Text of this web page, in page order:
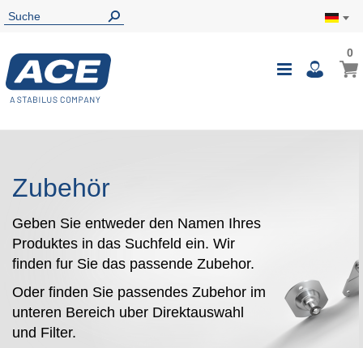
00
Zubehör
Geben Sie entweder den Namen Ihres
Produktes in das Suchfeld ein. Wir
finden fur Sie das passende Zubehor.
Oder finden Sie passendes Zubehor im
unteren Bereich uber Direktauswahl
und Filter.